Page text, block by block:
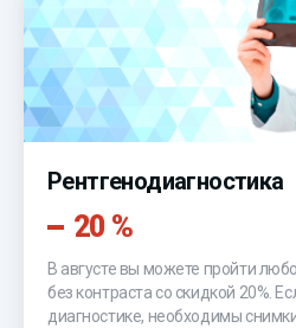
Рентгенодиагностика
20 %
В августе вы можете пройти
без контраста со скидкой 20%.
диагностике, необходимы